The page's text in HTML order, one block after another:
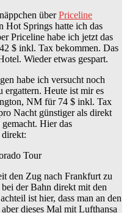
überPriceline
Hot Springs hatte ich das
Priceline habe ich jetzt das
$ inkl. Tax bekommen. Das
Wieder etwas gespart.
habe ich versucht noch
ergattern. Heute ist mir es
NM für 74 $ inkl. Tax
Nacht günstiger als direkt
Hier das
den Zug nach Frankfurt zu
der Bahn direkt mit den
ist hier, dass man an den
dieses Mal mit Lufthansa